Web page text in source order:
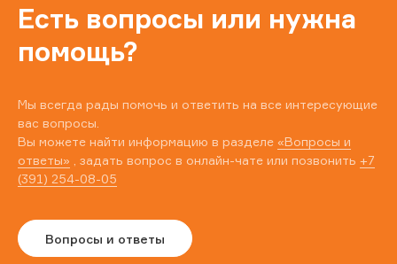
Есть вопросы или нужна
помощь?
Мы всегда рады помочь и ответить на все интересующие
вас вопросы.
Вы можете найти информацию в разделе «Вопросы и
ответы» , задать вопрос в онлайн-чате или позвонить +7
(391) 254-08-05
Вопросы и ответы